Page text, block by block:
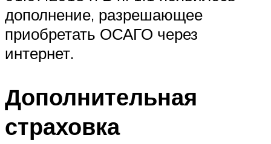
дополнение, разрешающее
приобретать ОСАГО через
интернет.
Дополнительная
страховка